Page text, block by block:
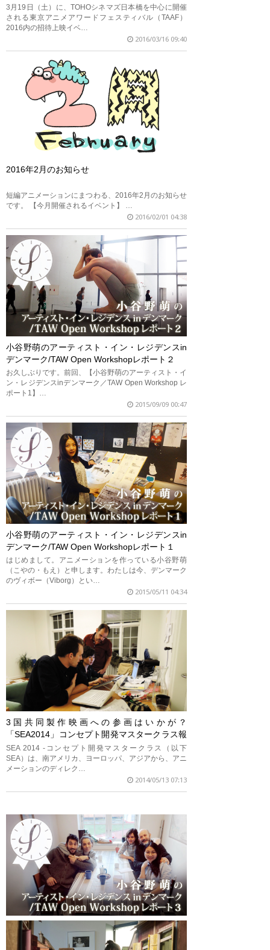
3月19日（土）に、TOHOシネマズ日本橋を中心に開催
される東京アニメアワードフェスティバル（TAAF）
2016内の招待上映イベ…
2016/03/16 09:40
2016年2月のお知らせ
短編アニメーションにまつわる、2016年2月のお知らせ
です。 【今月開催されるイベント】 …
2016/02/01 04:38
小谷野萌のアーティスト・イン・レジデンスin
デンマーク/TAW Open Workshopレポート２
お久しぶりです。前回、【小谷野萌のアーティスト・イ
ン・レジデンスinデンマーク／TAW Open Workshop レ
ポート1】…
2015/09/09 00:47
小谷野萌のアーティスト・イン・レジデンスin
デンマーク/TAW Open Workshopレポート１
はじめまして。アニメーションを作っている小谷野萌
（こやの・もえ）と申します。わたしは今、デンマーク
のヴィボー（Viborg）とい…
2015/05/11 04:34
3国共同製作映画への参画はいかが？
「SEA2014」コンセプト開発マスタークラス報
告会
SEA 2014 -コンセプト開発マスタークラス（以下
SEA）は、南アメリカ、ヨーロッパ、アジアから、アニ
メーションのディレク…
2014/05/13 07:13